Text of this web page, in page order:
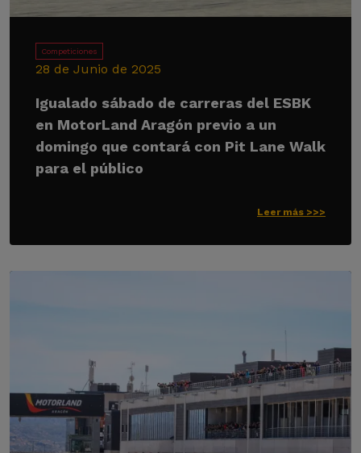
Competiciones
28 de Junio de 2025
Igualado sábado de carreras del ESBK
en MotorLand Aragón previo a un
domingo que contará con Pit Lane Walk
para el público
Leer más >>>